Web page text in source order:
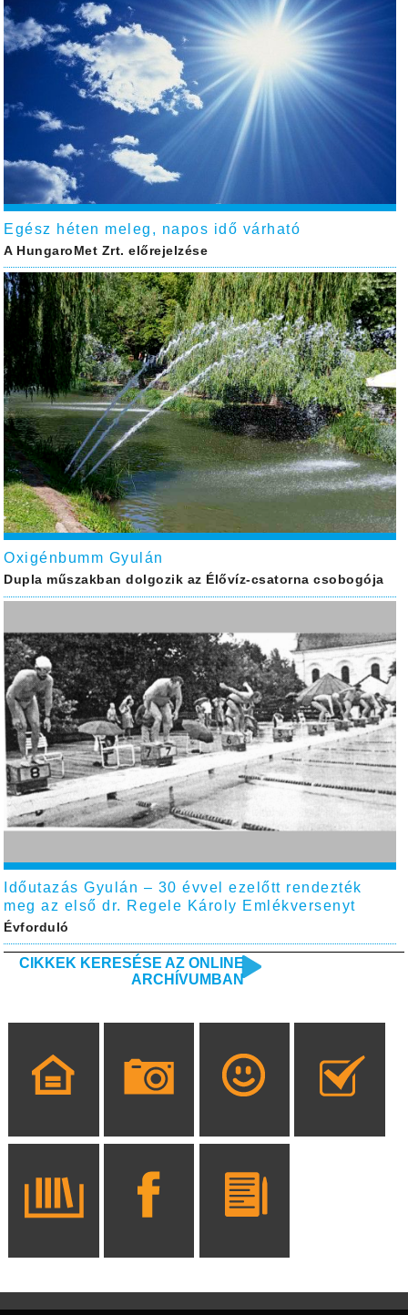
Egész héten meleg, napos idő várható
A HungaroMet Zrt. előrejelzése
Oxigénbumm Gyulán
Dupla műszakban dolgozik az Élővíz-csatorna csobogója
Időutazás Gyulán – 30 évvel ezelőtt rendezték
meg az első dr. Regele Károly Emlékversenyt
Évforduló
CIKKEK KERESÉSE AZ ONLINE
ARCHÍVUMBAN